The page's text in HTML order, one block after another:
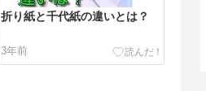
折り紙と千代紙の違いとは？
3年前